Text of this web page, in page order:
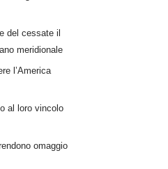
del cessate il
meridionale
l’America
al loro vincolo
omaggio